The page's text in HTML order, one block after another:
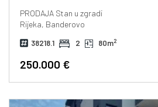
PRODAJAStan u zgradi
Rijeka, Banderovo
38218.1 2 80m2
250.000 €